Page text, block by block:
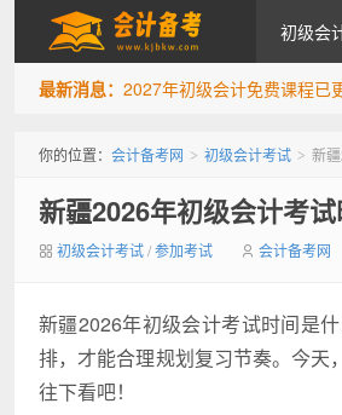
初级会
最新消息： 2027年初级会计免费课程已
你的位置： 会计备考网 > 初级会计考试 > 新
新疆2026年初级会计考
初级会计考试/参加考试 会计备考网
新疆2026年初级会计考试时间是
排，才能合理规划复习节奏。今
往下看吧！